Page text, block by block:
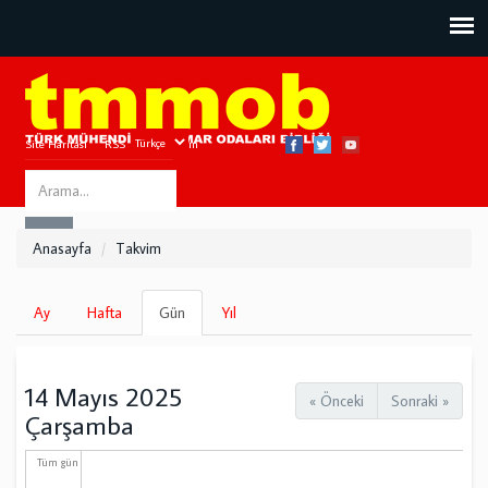
Site Haritası RSS Bize Ulaşın
Search
this
Anasayfa Takvim
Birincil
sekmeler
Ay Hafta Gün
sekme)
Yıl
« Önceki Sonraki »
14 Mayıs 2025
Çarşamba
Tüm gün